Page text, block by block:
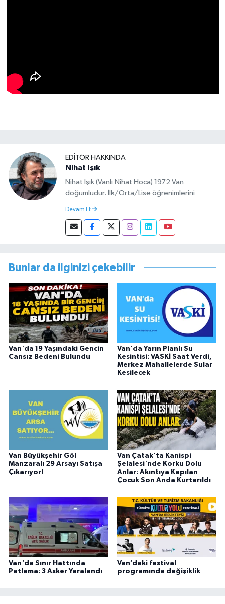
EDITÖR HAKKINDA
Nihat Işık
Nihat Işık (Vanlı Nihat Hoca) 1972 Van
doğumludur. İlk/Orta/Lise öğrenimlerini
Van’da tamamlamıştır. Hacettepe mezunu
başlamıştır. Asteğmen olarak yaptığı vatani
görevi dönüşü Van Sosyal Hizmetler İl
görevini yürütürken istifa edip sosyal medyayı
tercih etmiştir.
Devam Et
Bunlar da ilginizi çekebilir
Van'da 19 Yaşındaki Gencin
Cansız Bedeni Bulundu
Van'da Yarın Planlı Su
Kesintisi: VASKİ Saat Verdi,
Merkez Mahallelerde Sular
Kesilecek
Van Büyükşehir Göl
Manzaralı 29 Arsayı Satışa
Çıkarıyor!
Van Çatak'ta Kanispi
Şelalesi'nde Korku Dolu
Anlar: Akıntıya Kapılan
Çocuk Son Anda Kurtarıldı
Van'da Sınır Hattında
Patlama: 3 Asker Yaralandı
Van’daki festival
programında değişiklik